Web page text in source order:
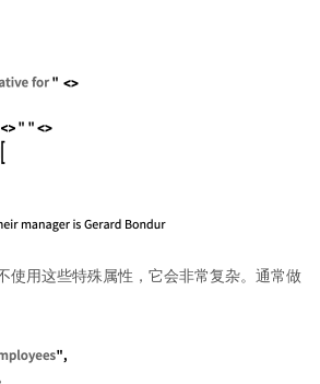
使用这些特殊属性，它会非常复杂。通常做